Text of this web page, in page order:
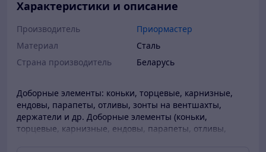
Характеристики и описание
Производитель
Приормастер
Материал
Сталь
Страна производитель
Беларусь
Доборные элементы: коньки, торцевые, карнизные,
ендовы, парапеты, отливы, зонты на вентшахты,
держатели и др. Доборные элементы (коньки,
торцевые, карнизные, ендовы, парапеты, отливы,